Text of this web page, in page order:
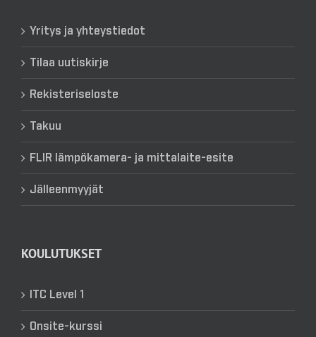
Yritys ja yhteystiedot
Tilaa uutiskirje
Rekisteriseloste
Takuu
FLIR lämpökamera- ja mittalaite-esite
Jälleenmyyjät
KOULUTUKSET
ITC Level 1
Onsite-kurssi